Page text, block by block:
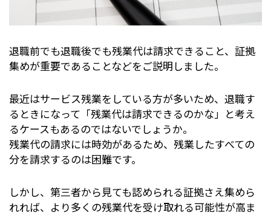
退職前でも退職後でも残業代は請求できること、証拠
集めが重要であることなどをご説明しました。
最近はサービス残業をしている方が多いため、退職す
るときになって「残業代は請求できるのかな」と考え
るケースもあるのではないでしょうか。
残業代の請求には時効があるため、残業したすべての
分を請求するのは困難です。
しかし、第三者から見ても認められる証拠さえ集めら
れれば、より多くの残業代を受け取れる可能性が高ま